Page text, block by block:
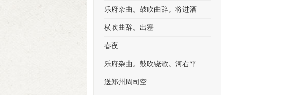
乐府杂曲。鼓吹曲辞。将进酒
横吹曲辞。出塞
春夜
乐府杂曲。鼓吹铙歌。河右平
送郑州周司空